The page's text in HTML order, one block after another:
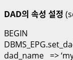
DAD의 속성 설정
BEGIN
dad_name =>